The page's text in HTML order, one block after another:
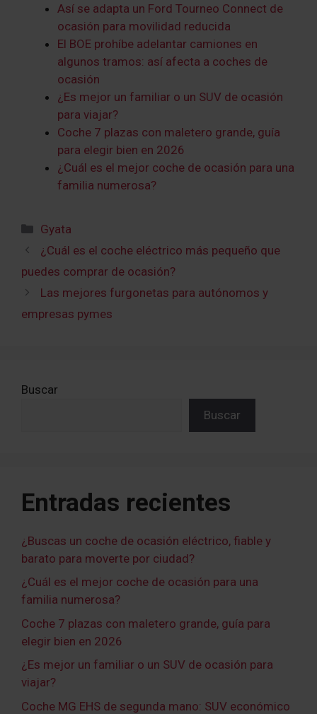
Así se adapta un Ford Tourneo Connect de
ocasión para movilidad reducida
El BOE prohíbe adelantar camiones en
algunos tramos: así afecta a coches de
ocasión
¿Es mejor un familiar o un SUV de ocasión
para viajar?
Coche 7 plazas con maletero grande, guía
para elegir bien en 2026
¿Cuál es el mejor coche de ocasión para una
familia numerosa?
Categorías
Gyata
¿Cuál es el coche eléctrico más pequeño que
puedes comprar de ocasión?
Las mejores furgonetas para autónomos y
empresas pymes
Buscar
Buscar
Entradas recientes
¿Buscas un coche de ocasión eléctrico, fiable y
barato para moverte por ciudad?
¿Cuál es el mejor coche de ocasión para una
familia numerosa?
Coche 7 plazas con maletero grande, guía para
elegir bien en 2026
¿Es mejor un familiar o un SUV de ocasión para
viajar?
Coche MG EHS de segunda mano: SUV económico